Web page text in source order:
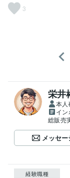
3
栄井
本人
イ
総販売
メッセ
経験職種